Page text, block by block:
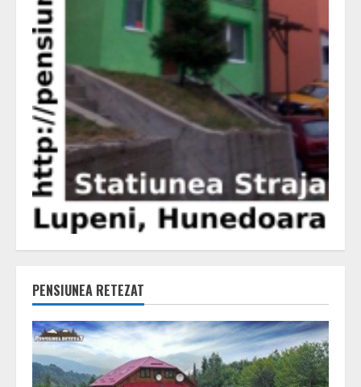
PENSIUNEA RETEZAT